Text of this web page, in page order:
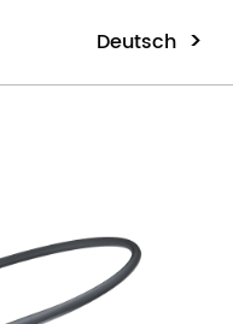
Deutsch >